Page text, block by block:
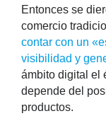
Entonces se
comercio
contar con un
visibilidad y
ámbito digital el
depende del
productos.